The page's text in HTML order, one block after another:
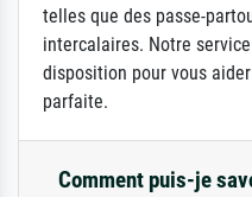
telles que des passe-
intercalaires. Notre
disposition pour vous
parfaite.
Comment puis-je